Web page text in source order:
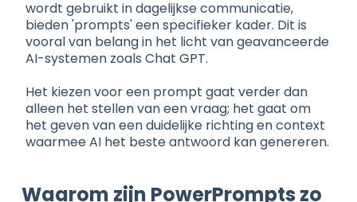
wordt gebruikt in dagelijkse communicatie,
bieden 'prompts' een specifieker kader. Dit is
vooral van belang in het licht van geavanceerde
AI-systemen zoals Chat GPT.
Het kiezen voor een prompt gaat verder dan
alleen het stellen van een vraag; het gaat om
het geven van een duidelijke richting en context
waarmee AI het beste antwoord kan genereren.
Waarom zijn PowerPrompts zo